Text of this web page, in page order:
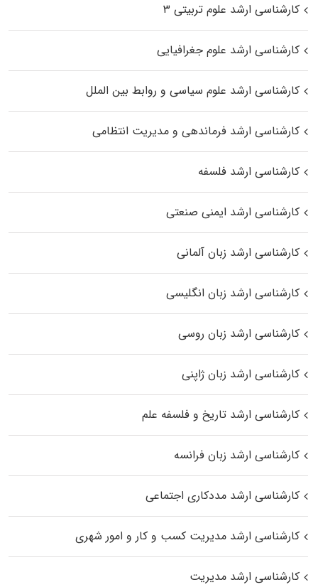
کارشناسی ارشد علوم تربیتی ۳
کارشناسی ارشد علوم جغرافیایی
کارشناسی ارشد علوم سیاسی و روابط بین الملل
کارشناسی ارشد فرماندهی و مدیریت انتظامی
کارشناسی ارشد فلسفه
کارشناسی ارشد ایمنی صنعتی
کارشناسی ارشد زبان آلمانی
کارشناسی ارشد زبان انگلیسی
کارشناسی ارشد زبان روسی
کارشناسی ارشد زبان ژاپنی
کارشناسی ارشد تاریخ و فلسفه علم
کارشناسی ارشد زبان فرانسه
کارشناسی ارشد مددکاری اجتماعی
کارشناسی ارشد مدیریت کسب و کار و امور شهری
کارشناسی ارشد مدیریت